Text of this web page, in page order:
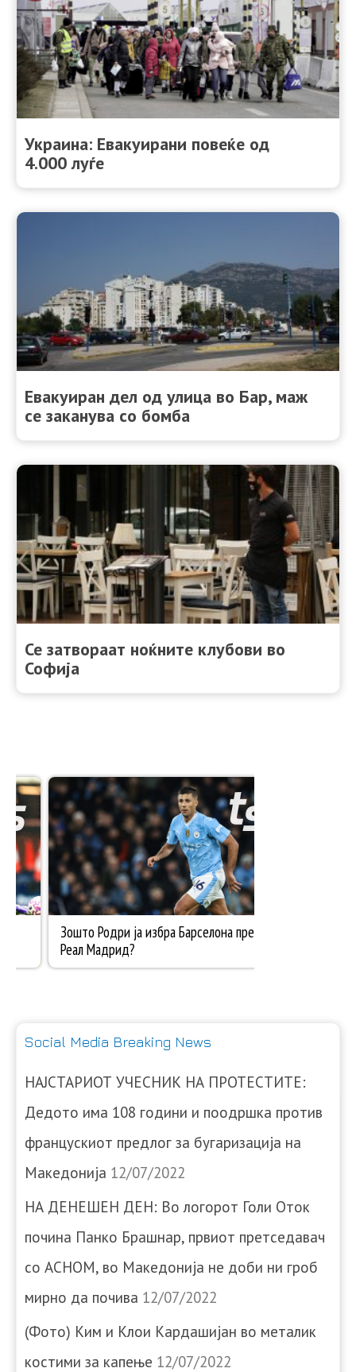
Украина: Евакуирани повеќе од
4.000 луѓе
Евакуиран дел од улица во Бар, маж
се заканува со бомба
Се затвораат ноќните клубови во
Софија
Social Media Breaking News
НАЈСТАРИОТ УЧЕСНИК НА ПРОТЕСТИТЕ:
Дедото има 108 години и поодршка против
францускиот предлог за бугаризација на
Македонија 12/07/2022
НА ДЕНЕШЕН ДЕН: Во логорот Голи Оток
почина Панко Брашнар, првиот претседавач
со АСНОМ, во Македонија не доби ни гроб
мирно да почива 12/07/2022
(Фото) Ким и Клои Кардашијан во металик
костими за капење 12/07/2022